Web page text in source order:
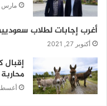
مارس 3, 2022
أغرب إجابات لطلاب سعوديين
أكتوبر 27, 2021
إقبال
أغسطس